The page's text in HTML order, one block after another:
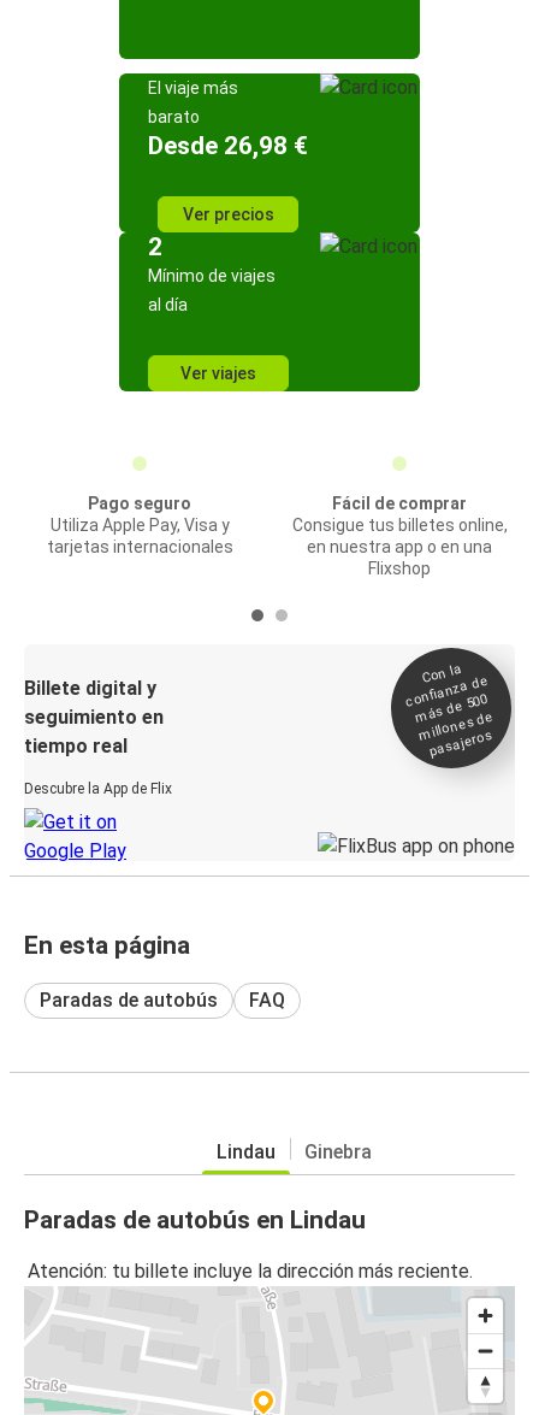
El viaje más
barato
Desde 26,98 €
Ver precios
2
Mínimo de viajes
al día
Ver viajes
Pago seguro
Utiliza Apple Pay, Visa y
tarjetas internacionales
Fácil de comprar
Consigue tus billetes online,
en nuestra app o en una
Flixshop
Billete digital y
seguimiento en
tiempo real
Descubre la App de Flix
Con la
confianza de
más de 500
millones de
pasajeros
En esta página
Paradas de autobús FAQ
Lindau Ginebra
Paradas de autobús en Lindau
Atención: tu billete incluye la dirección más reciente.